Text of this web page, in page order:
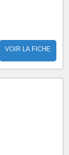
VOIR LA FICHE